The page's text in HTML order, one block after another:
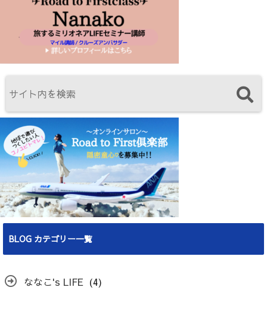
BLOG カテゴリー一覧
ななこ's LIFE (4)